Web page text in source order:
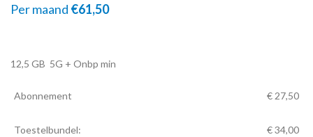
Per maand €61,50
12,5 GB 5G + Onbp min
Abonnement €27,50
Toestelbundel: €34,00